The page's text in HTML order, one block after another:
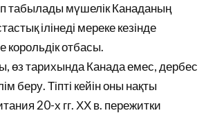
табылады мүшелік Канаданың
ілінеді мереке кезінде
корольдік отбасы.
өз тарихында Канада емес, дербес
беру. Тіпті кейін оны нақты
20-х гг. ХХ в. пережитки